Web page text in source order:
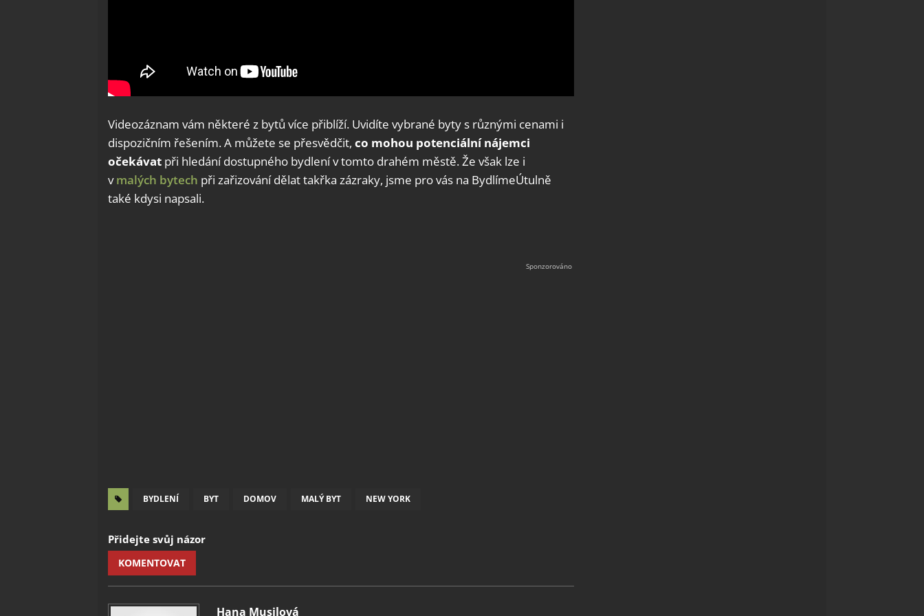
Videozáznam vám některé z bytů více přiblíží. Uvidíte vybrané byty s různými cenami i
dispozičním řešením. A můžete se přesvědčit, co mohou potenciální nájemci
očekávat při hledání dostupného bydlení v tomto drahém městě. Že však lze i
vmalých bytech při zařizování dělat takřka zázraky, jsme pro vás na BydlímeÚtulně
také kdysi napsali.
BYDLENÍ BYT DOMOV MALÝ BYT NEW YORK
Přidejte svůj názor
KOMENTOVAT
Hana Musilová